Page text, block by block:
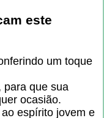
este
um toque
para que sua
ocasião.
espírito jovem e